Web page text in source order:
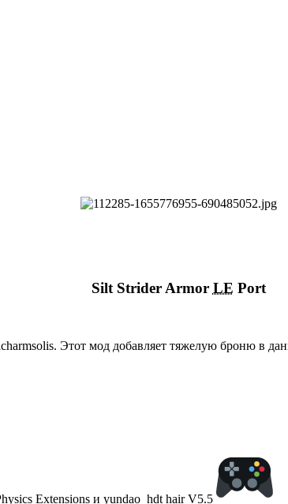
Silt Strider Armor LE Port
Этот мод добавляет тяжелую броню в
Extensions и yundao_hdt hair V5.5